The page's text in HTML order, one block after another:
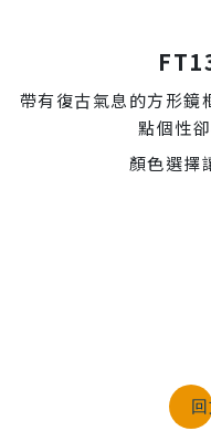
帶有復古氣息的方形鏡
點個性
顏色選擇